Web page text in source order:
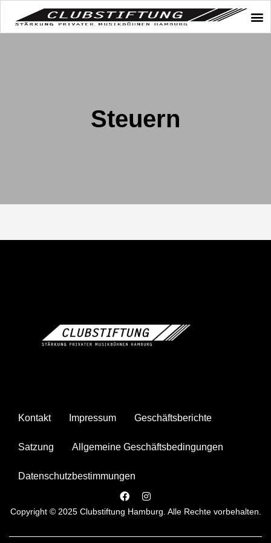
Steuern
Kontakt Impressum Geschäftsberichte
Satzung Allgemeine Geschäftsbedingungen
Datenschutzbestimmungen
Copyright © 2025 Clubstiftung Hamburg. Alle Rechte vorbehalten.